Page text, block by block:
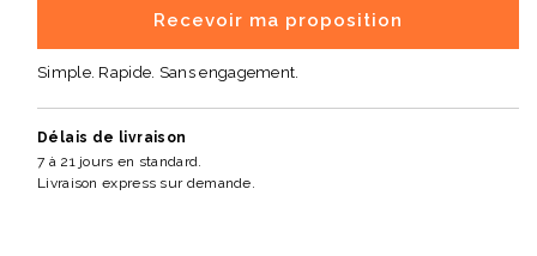
Recevoir ma proposition
Simple. Rapide. Sans engagement.
Délais de livraison
7 à 21 jours en standard.
Livraison express sur demande.